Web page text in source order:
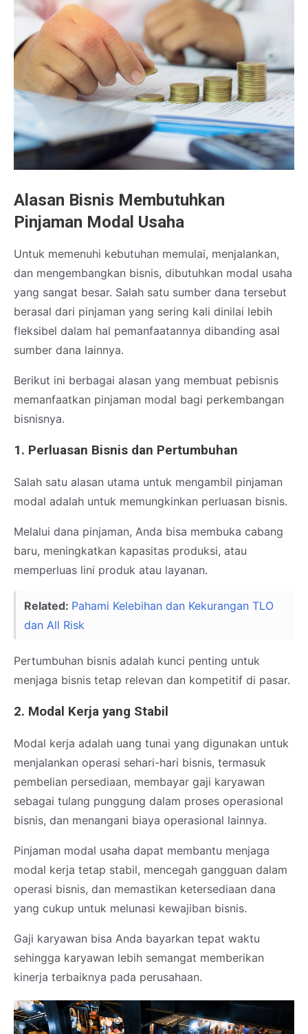
Alasan Bisnis Membutuhkan
Pinjaman Modal Usaha
Untuk memenuhi kebutuhan memulai, menjalankan,
dan mengembangkan bisnis, dibutuhkan modal usaha
yang sangat besar. Salah satu sumber dana tersebut
berasal dari pinjaman yang sering kali dinilai lebih
fleksibel dalam hal pemanfaatannya dibanding asal
sumber dana lainnya.
Berikut ini berbagai alasan yang membuat pebisnis
memanfaatkan pinjaman modal bagi perkembangan
bisnisnya.
1. Perluasan Bisnis dan Pertumbuhan
Salah satu alasan utama untuk mengambil pinjaman
modal adalah untuk memungkinkan perluasan bisnis.
Melalui dana pinjaman, Anda bisa membuka cabang
baru, meningkatkan kapasitas produksi, atau
memperluas lini produk atau layanan.
Related: Pahami Kelebihan dan Kekurangan TLO
dan All Risk
Pertumbuhan bisnis adalah kunci penting untuk
menjaga bisnis tetap relevan dan kompetitif di pasar.
2. Modal Kerja yang Stabil
Modal kerja adalah uang tunai yang digunakan untuk
menjalankan operasi sehari-hari bisnis, termasuk
pembelian persediaan, membayar gaji karyawan
sebagai tulang punggung dalam proses operasional
bisnis, dan menangani biaya operasional lainnya.
Pinjaman modal usaha dapat membantu menjaga
modal kerja tetap stabil, mencegah gangguan dalam
operasi bisnis, dan memastikan ketersediaan dana
yang cukup untuk melunasi kewajiban bisnis.
Gaji karyawan bisa Anda bayarkan tepat waktu
sehingga karyawan lebih semangat memberikan
kinerja terbaiknya pada perusahaan.